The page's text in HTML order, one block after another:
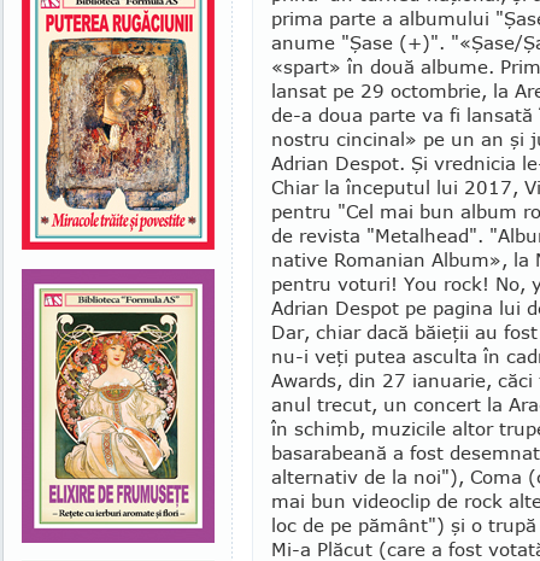
prima parte a albumului
anume "Şase (+)". "«Şase/
«spart» în două albume.
lansat pe 29 octombrie, la
de-a doua parte va fi
nostru cinci­nal» pe un an şi
Adrian Despot. Şi vrednicia
Chiar la începutul lui 2017,
pentru "Cel mai bun album
de revista "Me­tal­head".
native Romanian Album»,
pentru voturi! You rock! No,
Adrian Despot pe pagina lui
Dar, chiar dacă băieţii au
nu-i veţi putea asculta în
Awards, din 27 ianuarie,
anul trecut, un concert la
în schimb, muzicile altor
basarabeană a fost
alternativ de la noi"), Coma
mai bun videoclip de rock
loc de pe pământ") şi o
Mi-a Plăcut (care a fost